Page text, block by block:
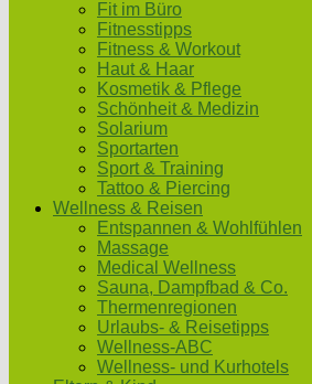
Fit im Büro
Fitnesstipps
Fitness & Workout
Haut & Haar
Kosmetik & Pflege
Schönheit & Medizin
Solarium
Sportarten
Sport & Training
Tattoo & Piercing
Wellness & Reisen
Entspannen & Wohlfühlen
Massage
Medical Wellness
Sauna, Dampfbad & Co.
Thermenregionen
Urlaubs- & Reisetipps
Wellness-ABC
Wellness- und Kurhotels